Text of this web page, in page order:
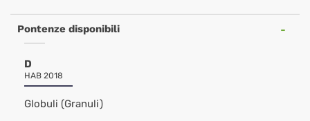
Pontenze disponibili
D
HAB 2018
Globuli (Granuli)